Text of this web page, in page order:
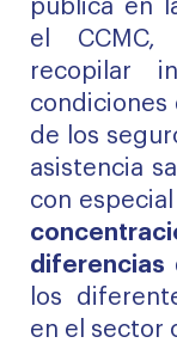
pública en
el CCMC,
recopilar
condiciones
de los
asistencia
con
diferencias
los
en el sector